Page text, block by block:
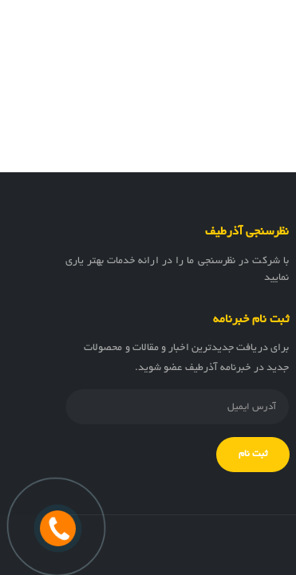
نظرسنجی آذرطیف
با شرکت در نظرسنجی ما را در ارائه خدمات بهتر یاری
نمایید
ثبت نام خبرنامه
برای دریافت جدیدترین اخبار و مقالات و محصولات
جدید در خبرنامه آذرطیف عضو شوید.